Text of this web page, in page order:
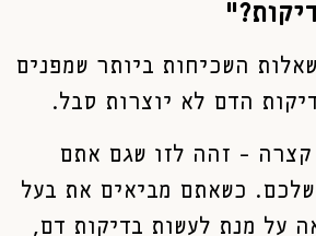
השכיחות ביותר שמפנים
הדם לא יוצרות סבל.
קצרה – זהה לזו שגם אתם
כשאתם מביאים את בעל
על מנת לעשות בדיקות דם,